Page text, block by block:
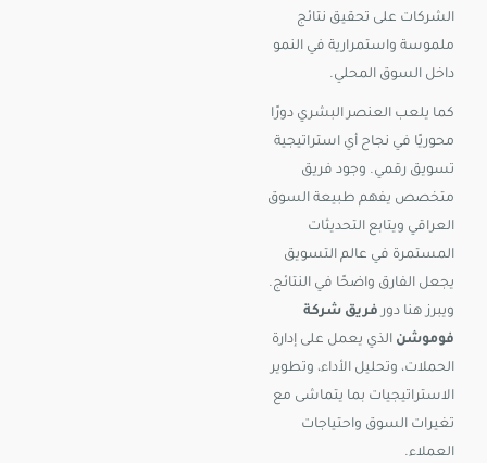
الشركات على تحقيق نتائج
ملموسة واستمرارية في النمو
داخل السوق المحلي.
كما يلعب العنصر البشري دورًا
محوريًا في نجاح أي استراتيجية
تسويق رقمي. وجود فريق
متخصص يفهم طبيعة السوق
العراقي ويتابع التحديثات
المستمرة في عالم التسويق
يجعل الفارق واضحًا في النتائج.
ويبرز هنا دورفريق شركة
فوموشن الذي يعمل على إدارة
الحملات، وتحليل الأداء، وتطوير
الاستراتيجيات بما يتماشى مع
تغيرات السوق واحتياجات
العملاء.